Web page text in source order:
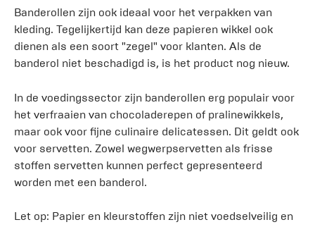
Banderollen zijn ook ideaal voor het verpakken van
kleding. Tegelijkertijd kan deze papieren wikkel ook
dienen als een soort "zegel" voor klanten. Als de
banderol niet beschadigd is, is het product nog nieuw.
In de voedingssector zijn banderollen erg populair voor
het verfraaien van chocoladerepen of pralinewikkels,
maar ook voor fijne culinaire delicatessen. Dit geldt ook
voor servetten. Zowel wegwerpservetten als frisse
stoffen servetten kunnen perfect gepresenteerd
worden met een banderol.
Let op: Papier en kleurstoffen zijn niet voedselveilig en